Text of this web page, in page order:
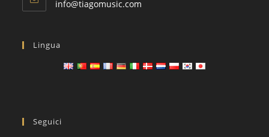
nell'applicazione
info@tiagomusic.com
Lingua
Seguici